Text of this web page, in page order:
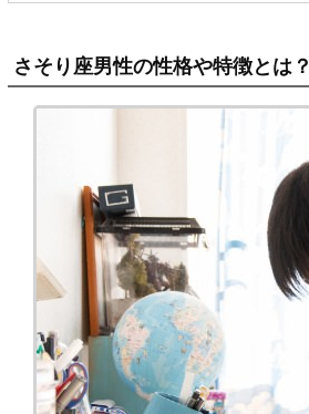
さそり座男性の性格や特徴とは？